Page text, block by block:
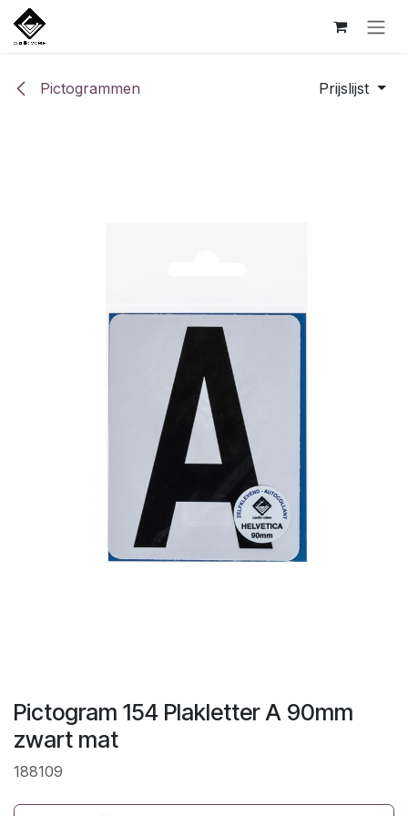
Overslaan naar inhoud
Pictogrammen Prijslijst
Pictogram 154 Plakletter A 90mm
zwart mat
188109